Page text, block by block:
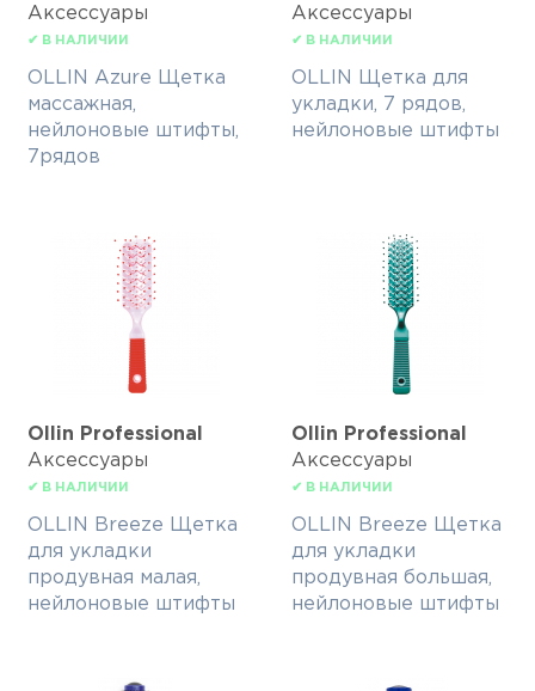
Аксессуары
✔ В НАЛИЧИИ
OLLIN Azure Щетка
массажная,
нейлоновые штифты,
7рядов
Аксессуары
✔ В НАЛИЧИИ
OLLIN Щетка для
укладки, 7 рядов,
нейлоновые штифты
Ollin Professional
Аксессуары
✔ В НАЛИЧИИ
OLLIN Breeze Щетка
для укладки
продувная малая,
нейлоновые штифты
Ollin Professional
Аксессуары
✔ В НАЛИЧИИ
OLLIN Breeze Щетка
для укладки
продувная большая,
нейлоновые штифты